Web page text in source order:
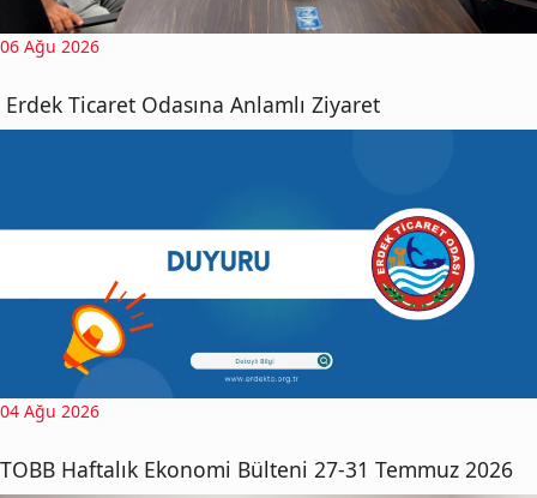
06 Ağu 2026
Erdek Ticaret Odasına Anlamlı Ziyaret
04 Ağu 2026
TOBB Haftalık Ekonomi Bülteni 27-31 Temmuz 2026